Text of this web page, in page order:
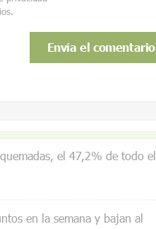
el 47,2% de todo el
en la semana y bajan al